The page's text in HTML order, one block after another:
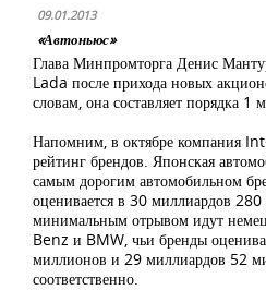
09.01.2013
«Автоньюс»
Глава Минпромторга Денис
Lada после прихода новых
словам, она составляет порядка 1
Напомним, в октябре компания
рейтинг брендов. Японская
самым дорогим автомобильном
оценивается в 30 миллиардов
минимальным отрывом идут
Benz и BMW, чьи бренды
миллионов и 29 миллиардов 52
соответственно.